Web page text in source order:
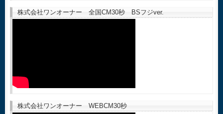
株式会社ワンオーナー 全国CM30秒 BSフジver.
株式会社ワンオーナー WEBCM30秒